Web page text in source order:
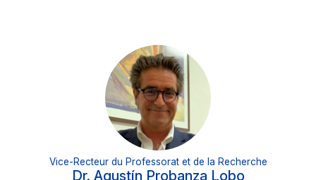
Vice-Recteur du Professorat et de la Recherche
Dr. Agustín Probanza Lobo